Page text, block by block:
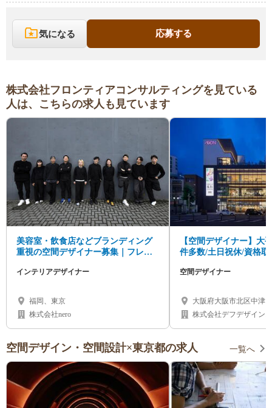
気になる 応募する
株式会社フロンティアコンサルティングを見ている
人は、こちらの求人も見ています
美容室・飲食店などブランディング
重視の空間デザイナー募集｜フレッ
インテリアデザイナー
福岡、東京
株式会社nero
【空間デザイナー】大
件多数/土日祝休/資格
空間デザイナー
大阪府大阪市北区中津
ンビル中津4階
株式会社デフデザイン
空間デザイン・空間設計×東京都の求人 一覧へ